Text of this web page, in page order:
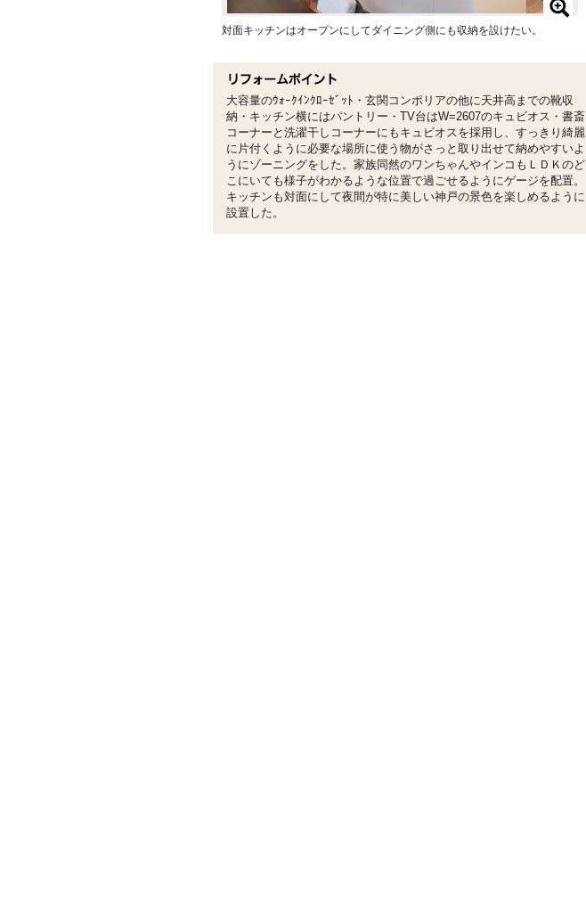
対面キッチンはオープンにしてダイニング側にも収納を設けたい。
大容量のｳｫｰｸｲﾝｸﾛｰｾﾞｯﾄ・玄関コンポリアの他に天井高までの靴収
納・キッチン横にはパントリー・TV台はW=2607のキュビオス・書斎
コーナーと洗濯干しコーナーにもキュビオスを採用し、すっきり綺麗
に片付くように必要な場所に使う物がさっと取り出せて納めやすいよ
うにゾーニングをした。家族同然のワンちゃんやインコもＬＤＫのど
こにいても様子がわかるような位置で過ごせるようにゲージを配置。
キッチンも対面にして夜間が特に美しい神戸の景色を楽しめるように
設置した。